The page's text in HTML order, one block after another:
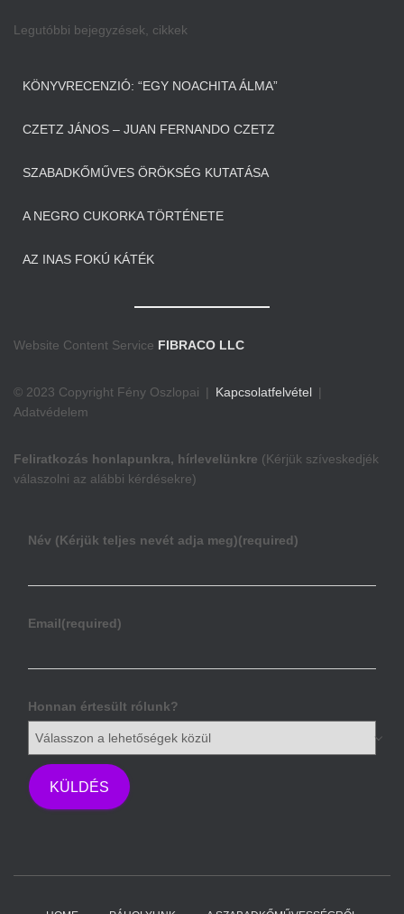
Legutóbbi bejegyzések, cikkek
KÖNYVRECENZIÓ: “EGY NOACHITA ÁLMA”
CZETZ JÁNOS – JUAN FERNANDO CZETZ
SZABADKŐMŰVES ÖRÖKSÉG KUTATÁSA
A NEGRO CUKORKA TÖRTÉNETE
AZ INAS FOKÚ KÁTÉK
Website Content Service FIBRACO LLC
© 2023 Copyright Fény Oszlopai | Kapcsolatfelvétel |
Adatvédelem
Feliratkozás honlapunkra, hírlevelünkre (Kérjük szíveskedjék
válaszolni az alábbi kérdésekre)
Név (Kérjük teljes nevét adja meg)(required)
Email(required)
Honnan értesült rólunk?
KÜLDÉS